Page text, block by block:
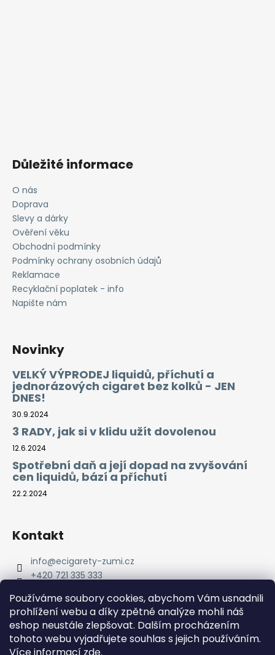
Používáme soubory cookies, abychom Vám usnadnili
prohlížení webu a díky zpětné analýze mohli náš
eshop neustále zlepšovat. Dalším procházením
tohoto webu vyjadřujete souhlas s jejich používáním.
Důležité informace
O nás
Doprava
Slevy a dárky
Ověření věku
Obchodní podmínky
Podmínky ochrany osobních údajů
Reklamace
Recyklační poplatek - info
Napište nám
Novinky
VELKÝ VÝPRODEJ liquidů, příchutí a
jednorázových cigaret bez kolků - JEN
DNES!
30.9.2024
3 RADY, jak si v klidu užít dovolenou
12.6.2024
Spotřební daň a její dopad na zvyšování
cen liquidů, bází a příchutí
22.2.2024
Kontakt
info@ecigarety-zumi.cz
+420 721 335 333